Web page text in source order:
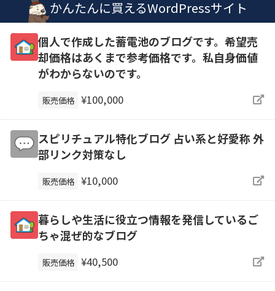
かんたんに買えるWordPressサイト
個人で作成した蓄電池のブログです。希望売
却価格はあくまで参考価格です。私自身価値
がわからないのです。
販売価格 ¥100,000
スピリチュアル特化ブログ 占い系と好愛称 外
部リンク対策なし
販売価格 ¥10,000
暮らしや生活に役立つ情報を発信しているご
ちゃ混ぜ的なブログ
販売価格 ¥40,500